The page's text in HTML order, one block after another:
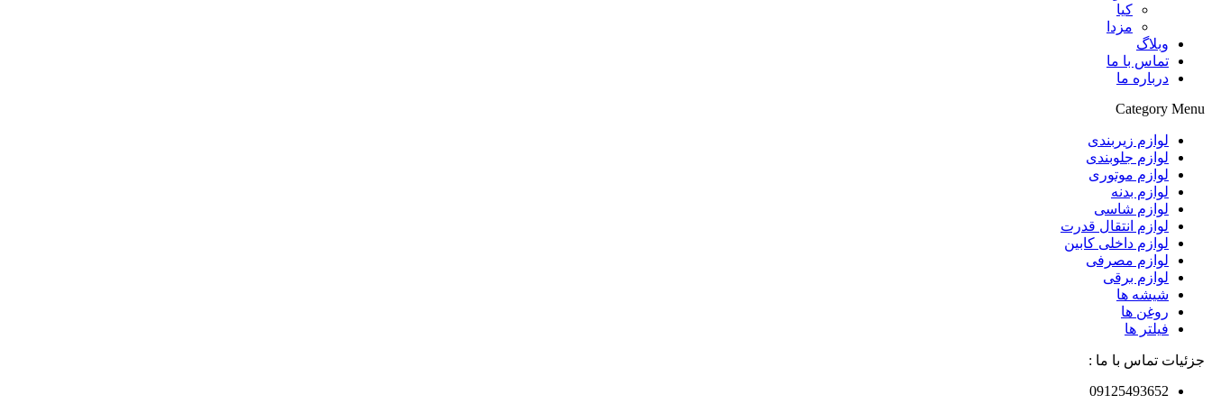
کیا
مزدا
وبلاگ
تماس با ما
درباره ما
Category Menu
لوازم زیربندی
لوازم جلوبندی
لوازم موتوری
لوازم بدنه
لوازم شاسی
لوازم انتقال قدرت
لوازم داخلی کابین
لوازم مصرفی
لوازم برقی
شیشه ها
روغن ها
فیلتر ها
جزئیات تماس با ما :
09125493652